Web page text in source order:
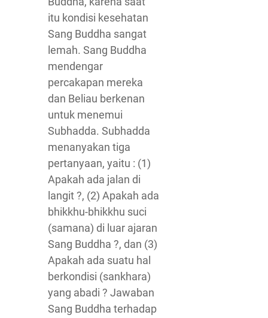
itu kondisi kesehatan
Sang Buddha sangat
lemah. Sang Buddha
mendengar
percakapan mereka
dan Beliau berkenan
untuk menemui
Subhadda. Subhadda
menanyakan tiga
pertanyaan, yaitu : (1)
Apakah ada jalan di
langit ?, (2) Apakah ada
bhikkhu-bhikkhu suci
(samana) di luar ajaran
Sang Buddha ?, dan (3)
Apakah ada suatu hal
berkondisi (sankhara)
yang abadi ? Jawaban
Sang Buddha terhadap